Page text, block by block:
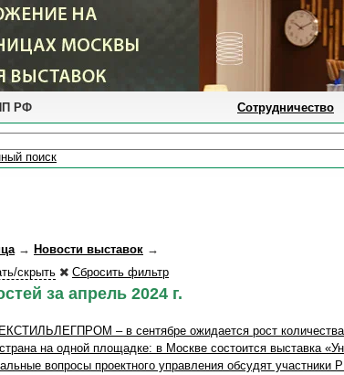
РФ Сотрудничество
поиск
→ Новости выставок →
скрыть Сбросить фильтр
за апрель 2024 г.
– в сентябре ожидается рост количества
на одной площадке: в Москве состоится выставка
вопросы проектного управления обсудят участники